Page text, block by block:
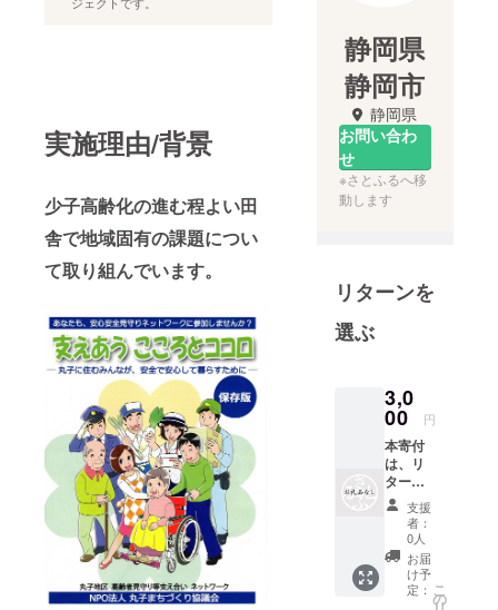
実施理由/背景
少子高齢化の進む程よい田
舎で地域固有の課題につい
て取り組んでいます。
静岡県
静岡市
静岡県
お問い合わ
せ
※さとふるへ移
動します
リターンを
選ぶ
3,0
00 円
本寄付
は、リ
ターン
の無い
寄付と
なりま
す。
支援
者：
0人
お届
け予
定： こ
の